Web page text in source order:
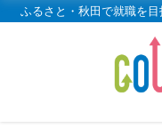
ふるさと・秋田で就職を